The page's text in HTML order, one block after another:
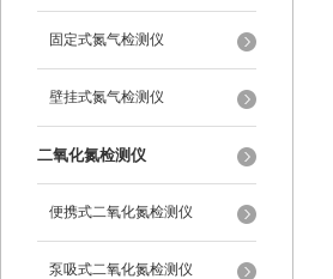
固定式氮气检测仪
壁挂式氮气检测仪
二氧化氮检测仪
便携式二氧化氮检测仪
泵吸式二氧化氮检测仪